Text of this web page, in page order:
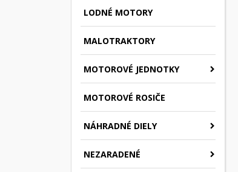
LODNÉ MOTORY
MALOTRAKTORY
MOTOROVÉ JEDNOTKY
MOTOROVÉ ROSIČE
NÁHRADNÉ DIELY
NEZARADENÉ